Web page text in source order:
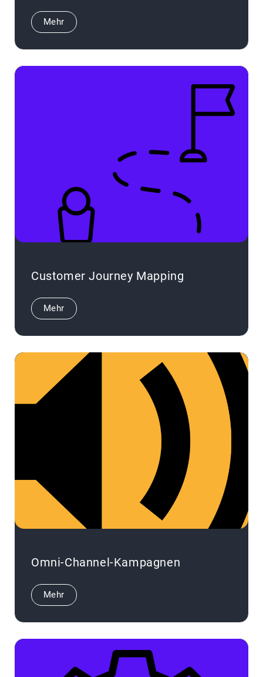
Mehr
Customer Journey Mapping
Mehr
Omni-Channel-Kampagnen
Mehr